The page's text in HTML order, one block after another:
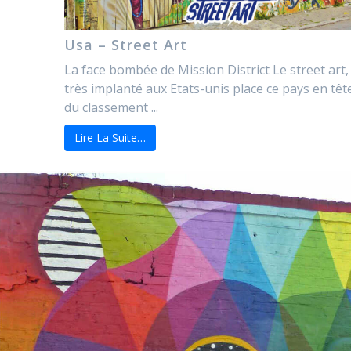
Usa – Street Art
La face bombée de Mission District Le street art,
très implanté aux Etats-unis place ce pays en
du classement ...
Lire La Suite…